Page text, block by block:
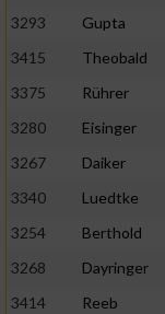
3293
Gupta
3415
Theobald
3375
Rührer
3280
Eisinger
3267
Daiker
3340
Luedtke
3254
Berthold
3268
Dayringer
3414
Reeb